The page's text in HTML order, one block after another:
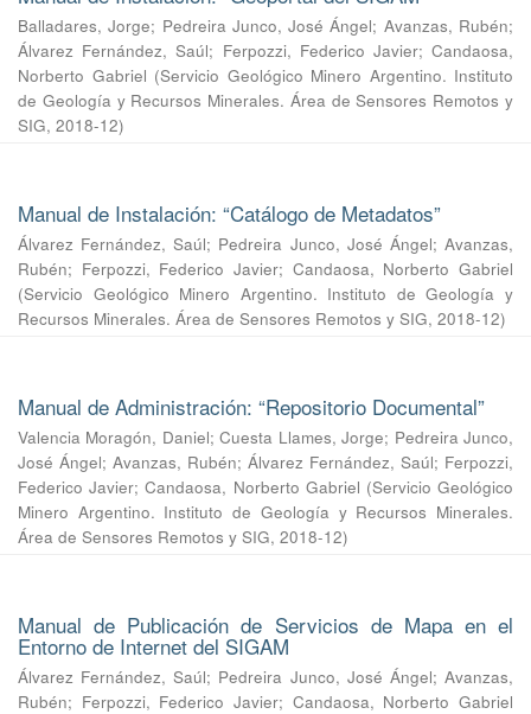
Balladares, Jorge; Pedreira Junco, José Ángel; Avanzas, Rubén;
Álvarez Fernández, Saúl; Ferpozzi, Federico Javier;Candaosa,
Norberto Gabriel (Servicio Geológico Minero Argentino. Instituto
de Geología y Recursos Minerales. Área de Sensores Remotos y
SIG, 2018-12)
Manual de Instalación: “Catálogo de Metadatos”
Álvarez Fernández, Saúl; Pedreira Junco, José Ángel;Avanzas,
Rubén; Ferpozzi, Federico Javier; Candaosa, Norberto Gabriel
(Servicio Geológico Minero Argentino. Instituto de Geología y
Recursos Minerales. Área de Sensores Remotos y SIG, 2018-12)
Manual de Administración: “Repositorio Documental”
Valencia Moragón, Daniel;Cuesta Llames, Jorge; Pedreira Junco,
José Ángel; Avanzas, Rubén; Álvarez Fernández, Saúl; Ferpozzi,
Federico Javier;Candaosa, Norberto Gabriel (Servicio Geológico
Minero Argentino. Instituto de Geología y Recursos Minerales.
Área de Sensores Remotos y SIG, 2018-12)
Manual de Publicación de Servicios de Mapa en el
Entorno de Internet del SIGAM
Álvarez Fernández, Saúl; Pedreira Junco, José Ángel;Avanzas,
Rubén; Ferpozzi, Federico Javier; Candaosa, Norberto Gabriel